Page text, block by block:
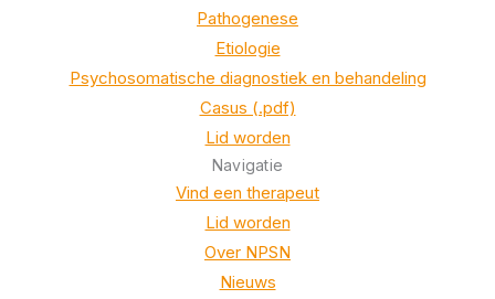
Pathogenese
Etiologie
Psychosomatische diagnostiek en behandeling
Casus (.pdf)
Lid worden
Navigatie
Vind een therapeut
Lid worden
Over NPSN
Nieuws